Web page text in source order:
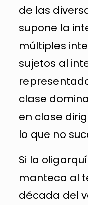
de las
supone la
múltiples
sujetos al
clase
en clase
lo que no
Si la
manteca al
década del